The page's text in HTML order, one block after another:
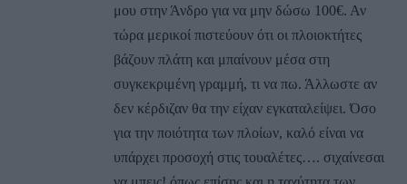
μου στην Άνδρο για να μην δώσω 100€. Αν
τώρα μερικοί πιστεύουν ότι οι πλοιοκτήτες
βάζουν πλάτη και μπαίνουν μέσα στη
συγκεκριμένη γραμμή, τι να πω. Άλλωστε αν
δεν κέρδιζαν θα την είχαν εγκαταλείψει. Όσο
για την ποιότητα των πλοίων, καλό είναι να
υπάρχει προσοχή στις τουαλέτες…. σιχαίνεσαι